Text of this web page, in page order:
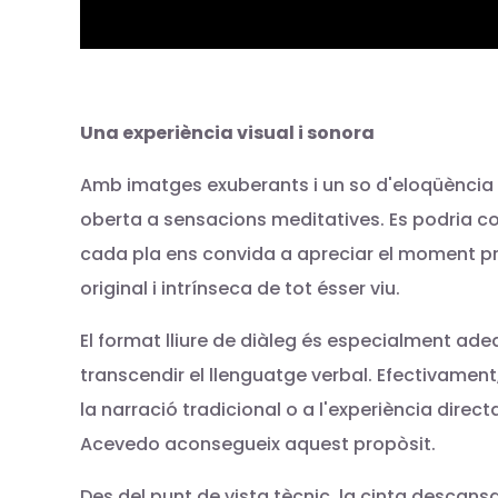
Una experiència visual i sonora
Amb imatges exuberants i un so
oberta a sensacions meditatives. Es podria
cada pla ens convida a apreciar el moment
original i intrínseca de tot ésser viu.
El format lliure de diàleg és especialment
transcendir el llenguatge verbal.
la narració tradicional o a l'experiència
Acevedo aconsegueix aquest propòsit.